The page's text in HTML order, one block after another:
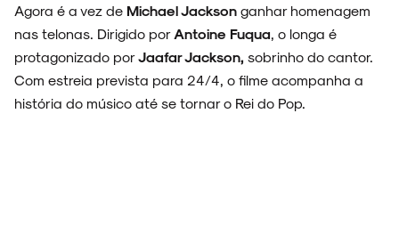
Agora é a vez de Michael Jackson ganhar homenagem
nas telonas. Dirigido por Antoine Fuqua , o longa é
protagonizado porJaafar Jackson, sobrinho do cantor.
Com estreia prevista para 24/4, o filme acompanha a
história do músico até se tornar o Rei do Pop.